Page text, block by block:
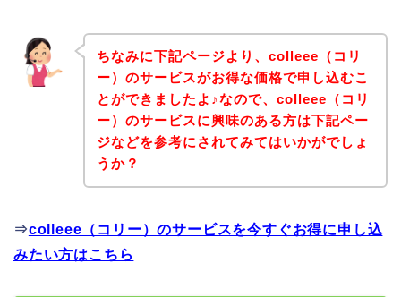
ちなみに下記ページより、colleee（コリ
ー）のサービスがお得な価格で申し込むこ
とができましたよ♪なので、colleee（コリ
ー）のサービスに興味のある方は下記ペー
ジなどを参考にされてみてはいかがでしょ
うか？
⇒colleee（コリー）のサービスを今すぐお得に申し込
みたい方はこちら